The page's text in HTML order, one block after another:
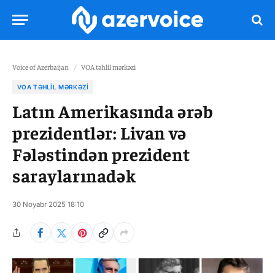
Voice of Azerbaijan / VOA təhlil mərkəzi
VOA TƏHLIL MƏRKƏZI
Latın Amerikasında ərəb
prezidentlər: Livan və
Fələstindən prezident
saraylarınadək
30 Noyabr 2025 18:10